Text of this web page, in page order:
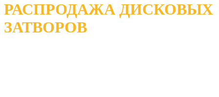
РАСПРОДАЖА ДИСКОВЫХ
ЗАТВОРОВ